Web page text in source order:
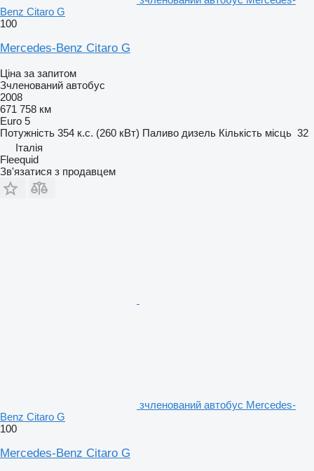
Benz Citaro G
100
Mercedes-Benz Citaro G
Ціна за запитом
Зчленований автобус
2008
671 758 км
Euro 5
Потужність 354 к.с. (260 кВт) Паливо дизель Кількість місць 32
Італія
Fleequid
Зв'язатися з продавцем
зчленований автобус Mercedes-
Benz Citaro G
100
Mercedes-Benz Citaro G